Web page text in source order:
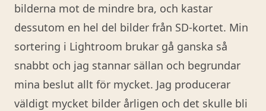
bilderna mot de mindre bra, och kastar
dessutom en hel del bilder från SD-kortet. Min
sortering i Lightroom brukar gå ganska så
snabbt och jag stannar sällan och begrundar
mina beslut allt för mycket. Jag producerar
väldigt mycket bilder årligen och det skulle bli